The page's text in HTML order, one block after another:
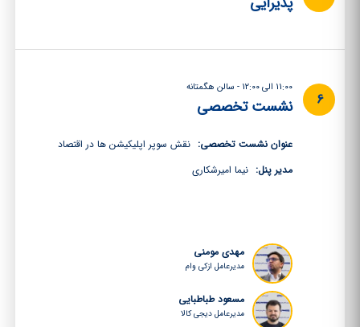
11:00 الی 12:00 - سالن هگمتانه
نشست تخصصی
عنوان نشست تخصصی: نقش سوپر اپلیکیشن ها در اقتصاد
مدیر پنل: نیما امیرشکاری
مهدی مومنی
مدیرعامل ازکی وام
مسعود طباطبایی
مدیرعامل دیجی کالا
6